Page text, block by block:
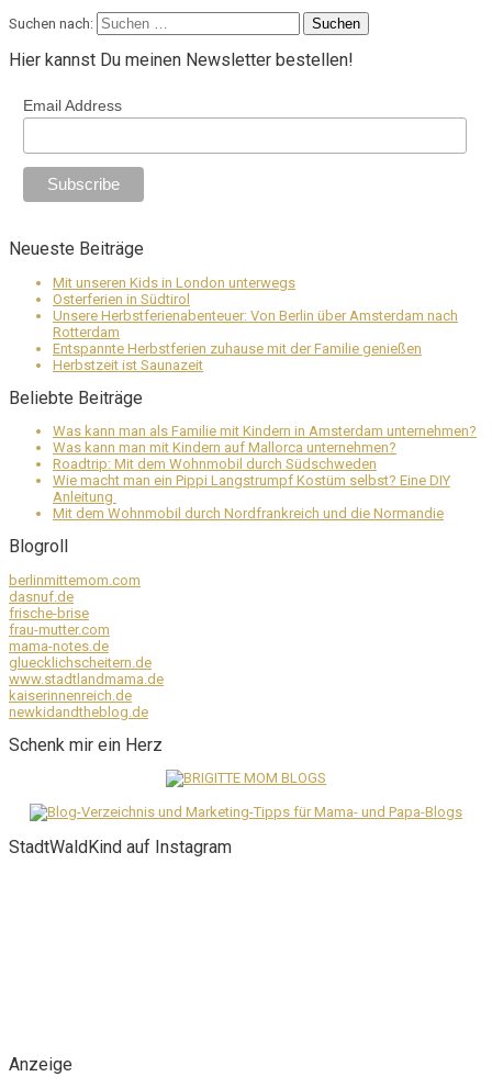
Suchen nach:
Hier kannst Du meinen Newsletter bestellen!
Email Address
Neueste Beiträge
Mit unseren Kids in London unterwegs
Osterferien in Südtirol
Unsere Herbstferienabenteuer: Von Berlin über Amsterdam nach
Rotterdam
Entspannte Herbstferien zuhause mit der Familie genießen
Herbstzeit ist Saunazeit
Beliebte Beiträge
Was kann man als Familie mit Kindern in Amsterdam unternehmen?
Was kann man mit Kindern auf Mallorca unternehmen?
Roadtrip: Mit dem Wohnmobil durch Südschweden
Wie macht man ein Pippi Langstrumpf Kostüm selbst? Eine DIY
Anleitung
Mit dem Wohnmobil durch Nordfrankreich und die Normandie
Blogroll
berlinmittemom.com
dasnuf.de
frische-brise
frau-mutter.com
mama-notes.de
gluecklichscheitern.de
www.stadtlandmama.de
kaiserinnenreich.de
newkidandtheblog.de
Schenk mir ein Herz
StadtWaldKind auf Instagram
Anzeige